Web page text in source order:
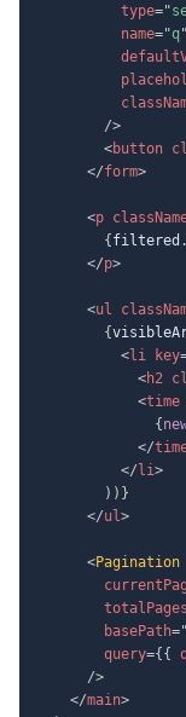
type="
name="q"
/>
<button
</form>
<p
{ filtered .
</p>
<ul
{
<li key
<h2
<time
{
</
</ li>
) ) }
</ul>
<Pagination
totalPages
basePath="
query={ {
/>
</main>